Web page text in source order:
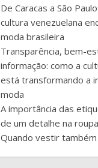
De Caracas a São
cultura venezuelana
moda brasileira
Transparência, bem-
informação: como a
está transformando a
moda
A importância das
de um detalhe na
Quando vestir também